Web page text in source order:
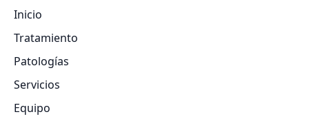
Inicio
Tratamiento
Patologías
Servicios
Equipo